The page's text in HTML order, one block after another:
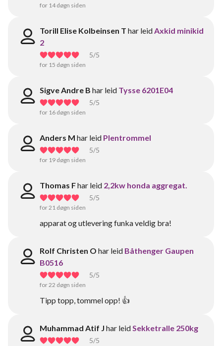
for 14 døgn siden
Torill Elise Kolbeinsen T har leidAxkid minikid
2
5/5
for 15 døgn siden
Sigve Andre B har leid Tysse 6201E04
5/5
for 16 døgn siden
Anders M har leid Plentrommel
5/5
for 19 døgn siden
Thomas Fhar leid 2,2kw honda aggregat.
5/5
for 21 døgn siden
apparat og utlevering funka veldig bra!
Rolf Christen O har leid Båthenger Gaupen
B0516
5/5
for 22 døgn siden
Tipp topp, tommel opp! 👍
Muhammad Atif J har leidSekketralle 250kg
5/5